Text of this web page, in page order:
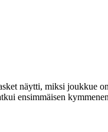
näytti, miksi joukkue
ensimmäisen